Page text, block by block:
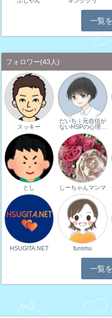
一覧
フォロワー(43人)
スッキー
だいち｜元自信が
ないHSPの心理…
とし しーちゃんマンマ
HSUGITA.NET furomu
一覧